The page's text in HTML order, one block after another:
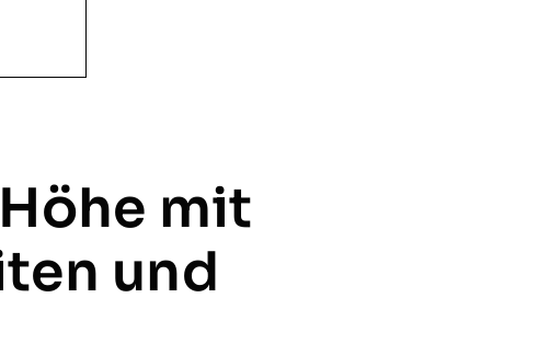
mit
und